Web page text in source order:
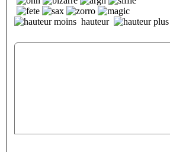
hauteur